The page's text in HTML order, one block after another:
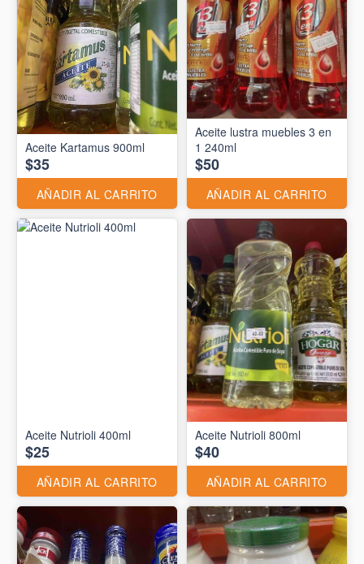
Aceite Kartamus 900ml
$35
AÑADIR AL CARRITO
Aceite lustra muebles 3 en
1 240ml
$50
AÑADIR AL CARRITO
Aceite Nutrioli 400ml
$25
AÑADIR AL CARRITO
Aceite Nutrioli 800ml
$40
AÑADIR AL CARRITO